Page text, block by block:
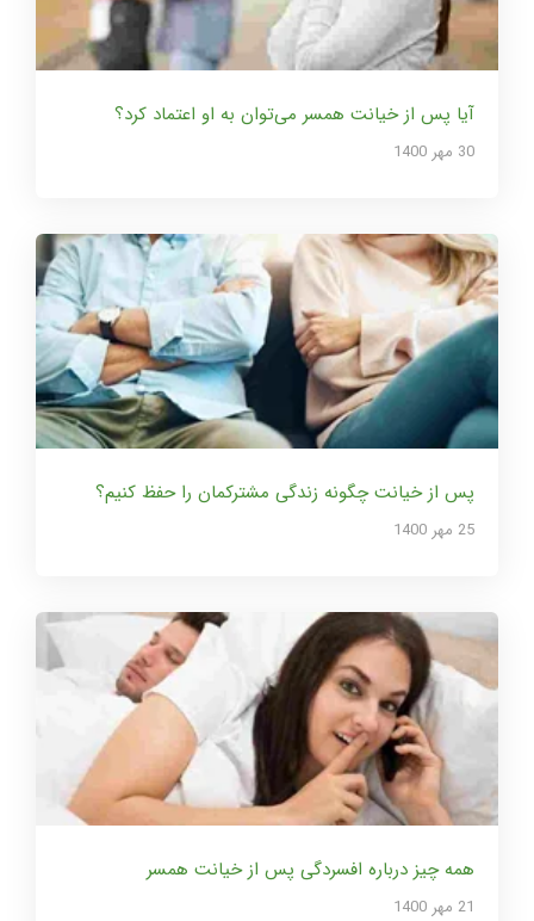
آیا پس‌ از خیانت همسر می‌توان به او اعتماد کرد؟
30 مهر 1400
پس از خیانت چگونه زندگی مشترکمان را حفظ کنیم؟
25 مهر 1400
همه چیز درباره افسردگی پس از خیانت همسر
21 مهر 1400